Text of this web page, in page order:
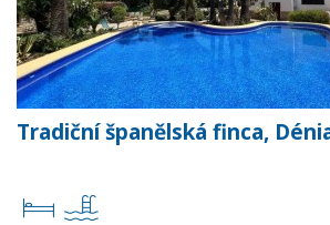
Tradiční španělská finca,